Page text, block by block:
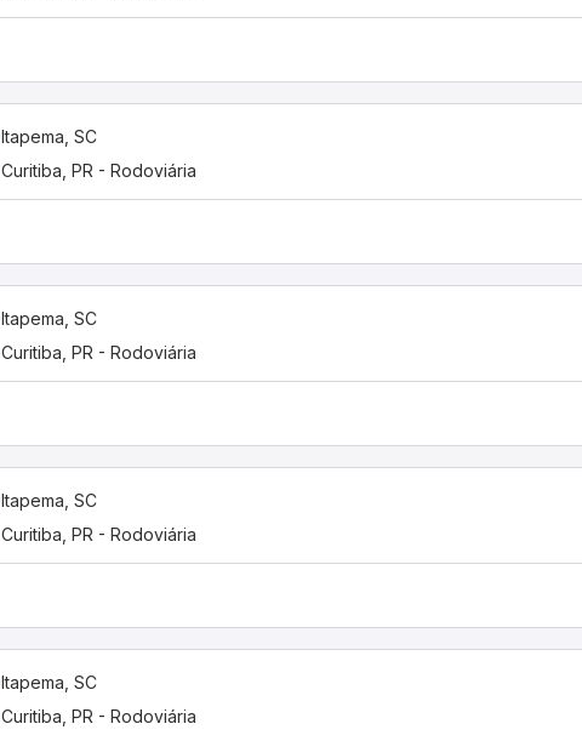
Itapema, SC
Curitiba, PR - Rodoviária
Itapema, SC
Curitiba, PR - Rodoviária
Itapema, SC
Curitiba, PR - Rodoviária
Itapema, SC
Curitiba, PR - Rodoviária